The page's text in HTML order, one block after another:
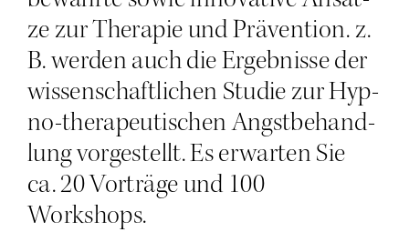
ze zur The­ra­pie und Prä­ven­ti­on. z.
B. wer­den auch die Ergeb­nis­se der
wis­sen­schaft­li­chen Stu­die zur Hyp­
no-the­ra­peu­ti­schen Angst­be­hand­
lung vor­ge­stellt. Es erwar­ten Sie
ca. 20 Vor­trä­ge und 100
Workshops.